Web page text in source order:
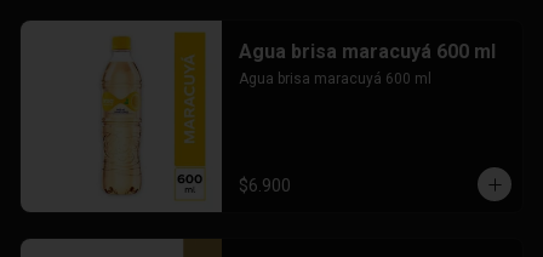
Agua brisa maracuyá 600 ml
Agua brisa maracuyá 600 ml
$6.900